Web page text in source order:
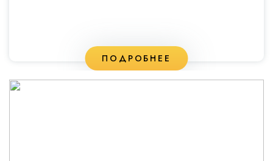
ПОДРОБНЕЕ